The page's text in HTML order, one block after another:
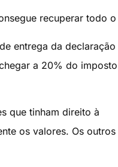
recuperar todo o
entrega da
a 20% do imposto
que tinham direito à
os valores. Os outros